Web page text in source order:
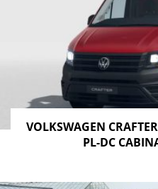
VOLKSWAGEN
PL-DC